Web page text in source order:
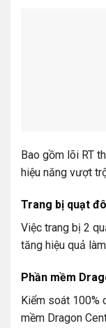
Bao gồm lõi RT
hiệu năng vượt
Trang bị quạt
Việc trang bị 2
tăng hiệu quả
Phần mềm
Kiểm soát 100%
mềm Dragon